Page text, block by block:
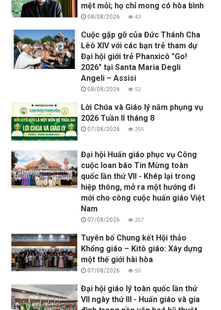
mệt mỏi; họ chỉ mong có hòa bình
08/08/2026 43
Cuộc gặp gỡ của Đức Thánh Cha
Lêô XIV với các bạn trẻ tham dự
Đại hội giới trẻ Phanxicô "Go!
2026" tại Santa Maria Degli
Angeli – Assisi
08/08/2026 52
Lời Chúa và Giáo lý năm phụng vụ
2026 Tuần II tháng 8
07/08/2026 255
Đại hội Huấn giáo phục vụ Công
cuộc loan báo Tin Mừng toàn
quốc lần thứ VII - Khép lại trong
hiệp thông, mở ra một hướng đi
mới cho công cuộc huấn giáo Việt
Nam
07/08/2026 257
Tuyên bố Chung kết Hội thảo
Khổng giáo – Kitô giáo: Xây dựng
một thế giới hài hòa
07/08/2026 50
Đại hội giáo lý toàn quốc lần thứ
VII ngày thứ III - Huấn giáo và gia